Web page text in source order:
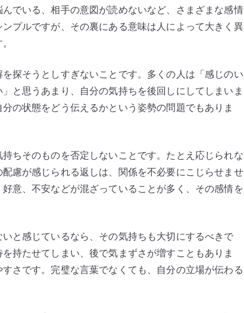
でいる、相手の意図が読めないなど、さまざまな感情
プルですが、その裏にある意味は人によって大きく異
探そうとしすぎないことです。多くの人は「感じのい
と思うあまり、自分の気持ちを後回しにしてしまいま
の状態をどう伝えるかという姿勢の問題でもありま
ちそのものを否定しないことです。たとえ応じられな
慮が感じられる返しは、関係を不必要にこじらせませ
意、不安などが混ざっていることが多く、その感情を
と感じているなら、その気持ちも大切にするべきで
持たせてしまい、後で気まずさが増すこともありま
さです。完璧な言葉でなくても、自分の立場が伝わる